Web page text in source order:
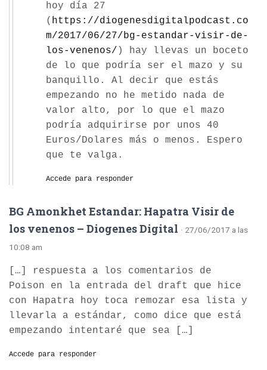
hoy día 27
( https://diogenesdigitalpodcast.co
m/2017/06/27/bg-estandar-visir-de-
los-venenos/ ) hay llevas un boceto
de lo que podría ser el mazo y su
banquillo. Al decir que estás
empezando no he metido nada de
valor alto, por lo que el mazo
podría adquirirse por unos 40
Euros/Dolares más o menos. Espero
que te valga.
Accede para responder
BG Amonkhet Estandar: Hapatra Visir de
los venenos – Diogenes Digital · 27/06/2017 a las
10:08 am
[…] respuesta a los comentarios de
Poison en la entrada del draft que hice
con Hapatra hoy toca remozar esa lista y
llevarla a estándar, como dice que está
empezando intentaré que sea […]
Accede para responder